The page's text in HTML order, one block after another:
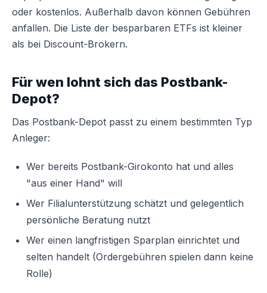
oder kostenlos. Außerhalb davon können Gebühren
anfallen. Die Liste der besparbaren ETFs ist kleiner
als bei Discount-Brokern.
Für wen lohnt sich das Postbank-
Depot?
Das Postbank-Depot passt zu einem bestimmten Typ
Anleger:
Wer bereits Postbank-Girokonto hat und alles
"aus einer Hand" will
Wer Filialunterstützung schätzt und gelegentlich
persönliche Beratung nutzt
Wer einen langfristigen Sparplan einrichtet und
selten handelt (Ordergebühren spielen dann keine
Rolle)